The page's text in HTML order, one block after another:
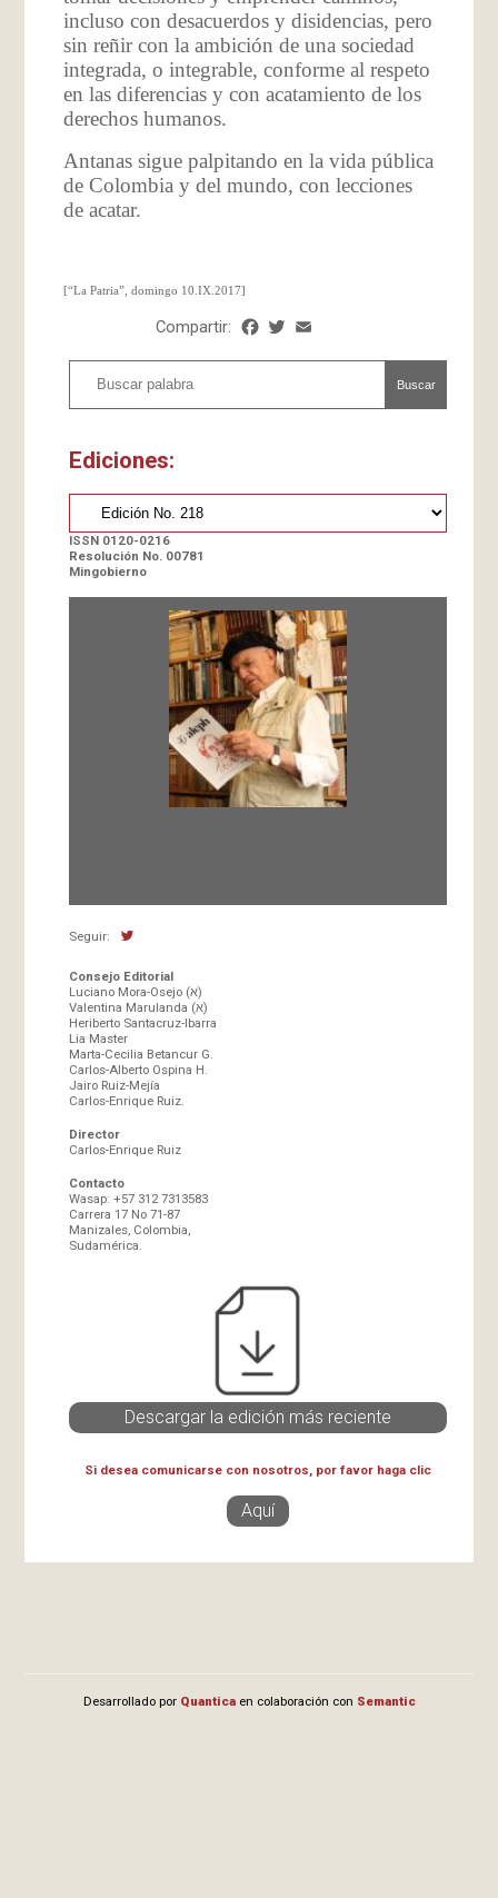
incluso con desacuerdos y disidencias, pero
sin reñir con la ambición de una sociedad
integrada, o integrable, conforme al respeto
en las diferencias y con acatamiento de los
derechos humanos.
Antanas sigue palpitando en la vida pública
de Colombia y del mundo, con lecciones
de acatar.
[“La Patria”, domingo 10.IX.2017]
Compartir: Facebook
Twitter
Buscar
Ediciones:
ISSN 0120-0216
Resolución No. 00781
Mingobierno
Seguir:
Consejo Editorial
Luciano Mora-Osejo (א)
Valentina Marulanda (א)
Heriberto Santacruz-Ibarra
Lia Master
Marta-Cecilia Betancur G.
Carlos-Alberto Ospina H.
Jairo Ruiz-Mejía
Carlos-Enrique Ruiz.
Director
Carlos-Enrique Ruiz
Contacto
Wasap: +57 312 7313583
Carrera 17 No 71-87
Manizales, Colombia,
Sudamérica.
Descargar la edición más reciente
Si desea comunicarse con nosotros, por favor haga clic
Aquí
Desarrollado por Quanticaen colaboración con Semantic